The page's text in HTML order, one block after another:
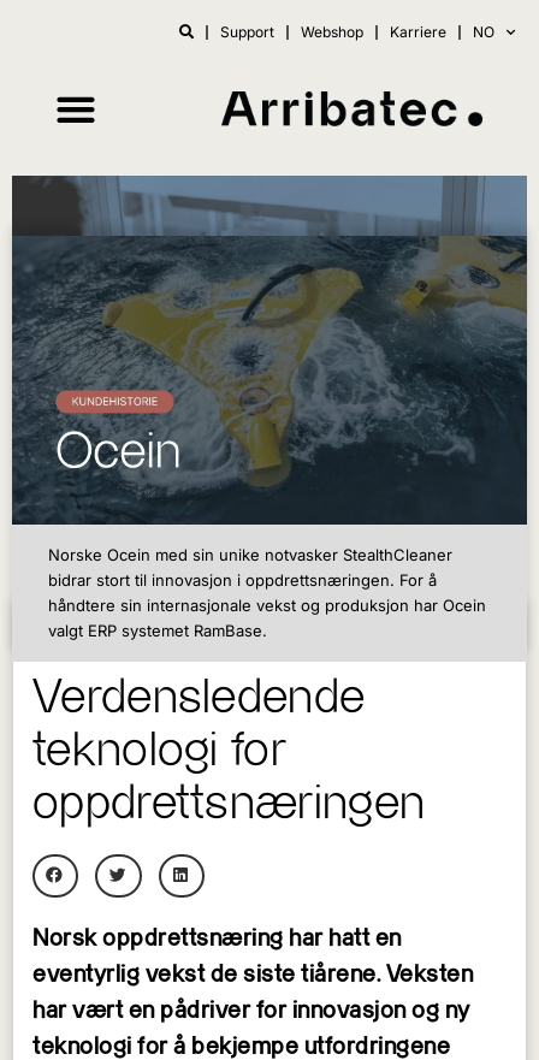
Support Webshop Karriere NO
Norske Ocein med sin unike notvasker StealthCleaner
bidrar stort til innovasjon i oppdrettsnæringen. For å
håndtere sin internasjonale vekst og produksjon har Ocein
valgt ERP systemet RamBase.
02/12/2022
Verdensledende
teknologi for
oppdrettsnæringen
Norsk oppdrettsnæring har hatt en
eventyrlig vekst de siste tiårene. Veksten
har vært en pådriver for innovasjon og ny
teknologi for å bekjempe utfordringene